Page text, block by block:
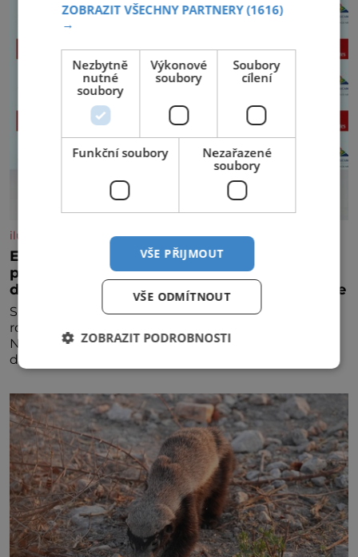
iluxus.cz
Emirates a South African Airways rozšiřují
partnerství. Cestujícím nově zpřístupní
dalších devět destinací v jižní a střední Africe
Společnosti Emirates a South African Airways (SAA)
rozšiřují svou dlouholetou codesharovou spolupráci.
Nová reciproční dohoda zpřístupní cestujícím devět
dalších destinací v jižní a střední Africe a u
ZOBRAZIT VŠECHNY PARTNERY(1616)
→
Nezbytně
nutné
soubory
Výkonové
soubory
Soubory
cílení
Funkční soubory
Nezařazené
soubory
VŠE PŘIJMOUT
VŠE ODMÍTNOUT
ZOBRAZIT PODROBNOSTI